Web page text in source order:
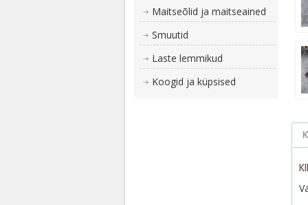
Maitseõlid ja maitseained
Smuutid
Laste lemmikud
Koogid ja küpsised